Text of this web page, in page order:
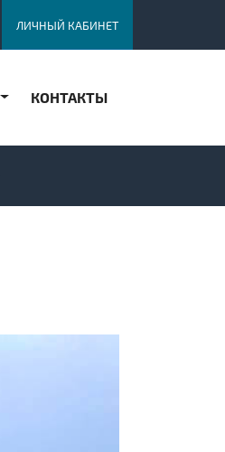
ЛИЧНЫЙ КАБИНЕТ
КОНТАКТЫ